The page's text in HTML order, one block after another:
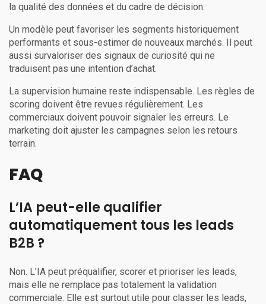
la qualité des données et du cadre de décision.
Un modèle peut favoriser les segments historiquement
performants et sous-estimer de nouveaux marchés. Il peut
aussi survaloriser des signaux de curiosité qui ne
traduisent pas une intention d’achat.
La supervision humaine reste indispensable. Les règles de
scoring doivent être revues régulièrement. Les
commerciaux doivent pouvoir signaler les erreurs. Le
marketing doit ajuster les campagnes selon les retours
terrain.
FAQ
L’IA peut-elle qualifier
automatiquement tous les leads
B2B ?
Non. L’IA peut préqualifier, scorer et prioriser les leads,
mais elle ne remplace pas totalement la validation
commerciale. Elle est surtout utile pour classer les leads,